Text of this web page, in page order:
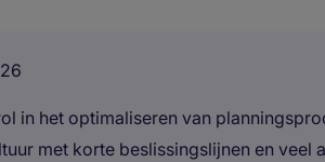
in het optimaliseren van
met korte beslissingslijnen en veel